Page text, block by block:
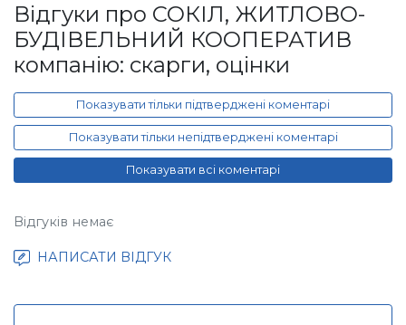
Відгуки про СОКІЛ, ЖИТЛОВО-
БУДІВЕЛЬНИЙ КООПЕРАТИВ
компанію: скарги, оцінки
Показувати тільки підтверджені коментарі
Показувати тільки непідтверджені коментарі
Показувати всі коментарі
Відгуків немає
НАПИСАТИ ВІДГУК